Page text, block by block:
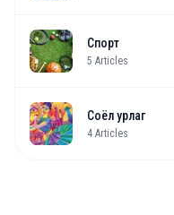
Спорт
5 Articles
Соёл урлаг
4 Articles